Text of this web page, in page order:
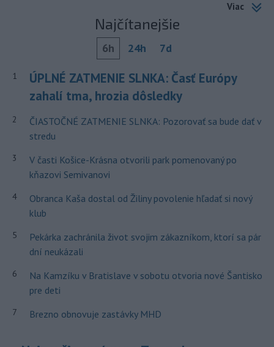
Viac
Najčítanejšie
6h 24h 7d
1
ÚPLNÉ ZATMENIE SLNKA: Časť Európy
zahalí tma, hrozia dôsledky
2
ČIASTOČNÉ ZATMENIE SLNKA: Pozorovať sa bude dať v
stredu
3
V časti Košice-Krásna otvorili park pomenovaný po
kňazovi Semivanovi
4
Obranca Kaša dostal od Žiliny povolenie hľadať si nový
klub
5
Pekárka zachránila život svojim zákazníkom, ktorí sa pár
dní neukázali
6
Na Kamzíku v Bratislave v sobotu otvoria nové Šantisko
pre deti
7 Brezno obnovuje zastávky MHD